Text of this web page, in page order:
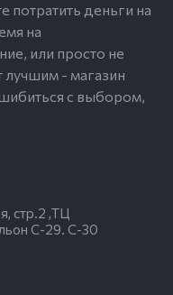
потратить деньги на
на
или просто не
лучшим - магазин
с выбором,
стр.2 ,ТЦ
С-29. С-30